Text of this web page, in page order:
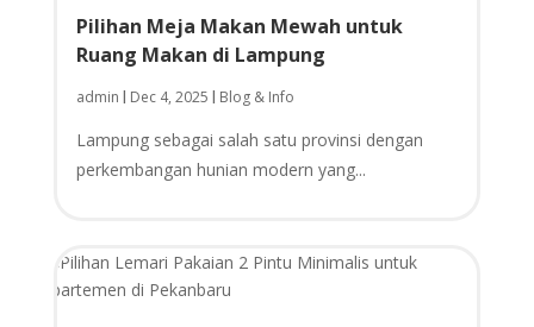
Pilihan Meja Makan Mewah untuk
Ruang Makan di Lampung
admin Dec 4, 2025 Blog & Info
Lampung sebagai salah satu provinsi dengan
perkembangan hunian modern yang...